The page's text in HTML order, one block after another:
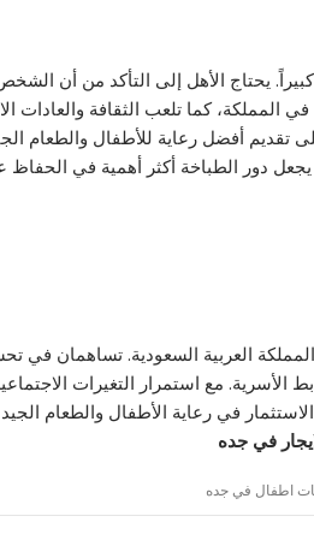
يحتاج الأهل إلى التأكد من أن
في المملكة، كما تلعب الثقافة والعادات
تقديم أفضل رعاية للأطفال والطعام
يجعل دور الطباخة أكثر أهمية في
العربية السعودية. تساهمان في
الأسرية. مع استمرار التغيرات
في رعاية الأطفال والطعام
في جده
اطفال في جده